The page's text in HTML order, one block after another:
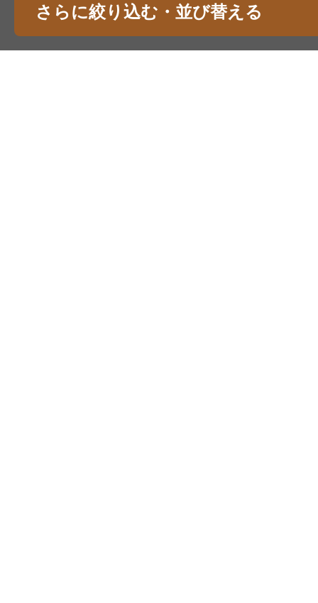
さらに絞り込む・並び替える